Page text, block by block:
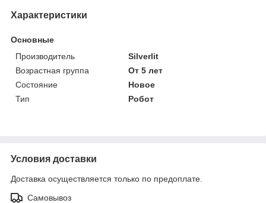
Характеристики
Основные
Производитель
Silverlit
Возрастная группа
От 5 лет
Состояние
Новое
Тип
Робот
Условия доставки
Доставка осуществляется только по предоплате.
Самовывоз